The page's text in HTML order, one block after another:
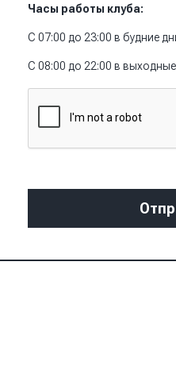
Часы работы клуба:
С 07:00 до 23:00 в будние
С 08:00 до 22:00 в